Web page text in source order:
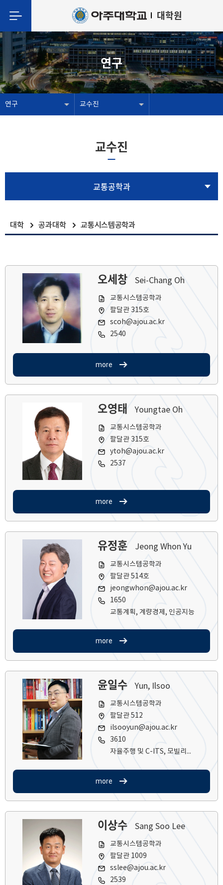
대학원
연구
연구 교수진
교수진
교통공학과
대학 공과대학 교통시스템공학과
오세창 Sei-Chang Oh
교통시스템공학과
팔달관 315호
scoh@ajou.ac.kr
2540
more
오영태 Youngtae Oh
교통시스템공학과
팔달관 315호
ytoh@ajou.ac.kr
2537
more
유정훈 Jeong Whon Yu
교통시스템공학과
팔달관 514호
jeongwhon@ajou.ac.kr
1650
교통계획, 계량경제, 인공지능
more
윤일수 Yun, Ilsoo
교통시스템공학과
팔달관 512
ilsooyun@ajou.ac.kr
3610
자율주행 및 C-ITS, 모빌리티 서비스, 교통운영 및 안전
more
이상수 Sang Soo Lee
교통시스템공학과
팔달관 1009
sslee@ajou.ac.kr
2539